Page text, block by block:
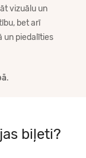
vizuālu un
bet arī
un piedalīties
.
biļeti?